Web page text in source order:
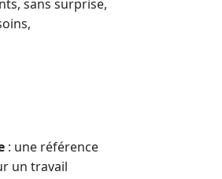
sans surprise,
: une référence
un travail